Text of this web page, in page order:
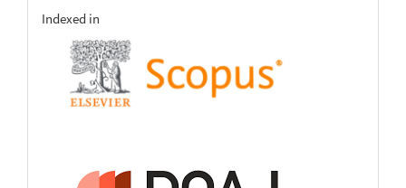
indexing
Indexed in